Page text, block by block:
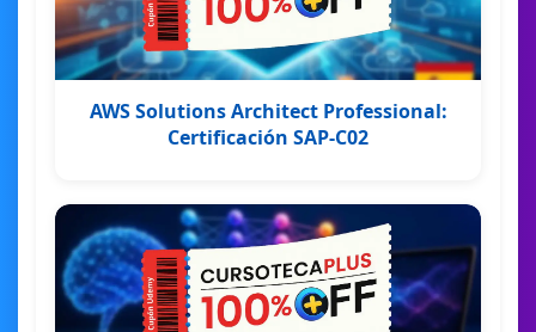
AWS Solutions Architect Professional:
Certificación SAP-C02